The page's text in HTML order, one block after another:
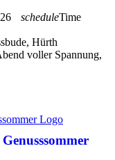
scheduleTime
Hürth
voller Spannung,